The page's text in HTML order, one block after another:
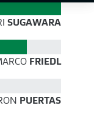
SUGAWARA
FRIEDL
PUERTAS